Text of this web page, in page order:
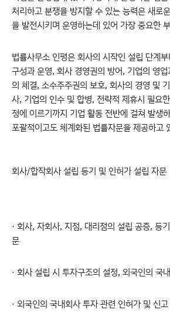
처리하고 분쟁을 방지할 수 있는 능력은 새로
을 발전시키며 운영하는데 있어 가장 중요한
법률사무소 인평은 회사의 시작인 설립 단계
구성과 운영, 회사 경영권의 방어, 기업의 영
의 체결, 소수주주권의 보호, 회사의 경영 및
사, 기업의 인수 및 합병, 전략적 제휴시 필요
정에 이르기까지 기업 활동 전반에 걸쳐 발생
포괄적이고도 체계화된 법률자문을 제공하고
회사/합작회사 설립 등기 및 인허가 설립 자문
· 회사, 자회사, 지점, 대리점의 설립 공증, 등
문
· 회사 설립 시 투자구조의 설정, 외국인의 국
· 외국인의 국내회사 투자 관련 인허가 및 신